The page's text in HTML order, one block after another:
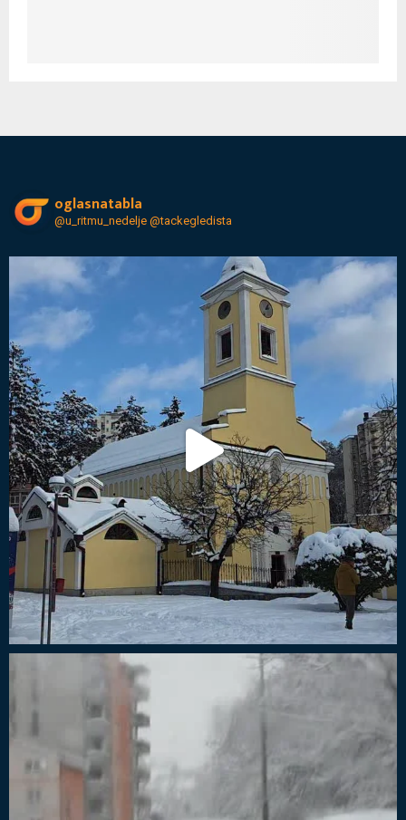
oglasnatabla
@u_ritmu_nedelje @tackegledista